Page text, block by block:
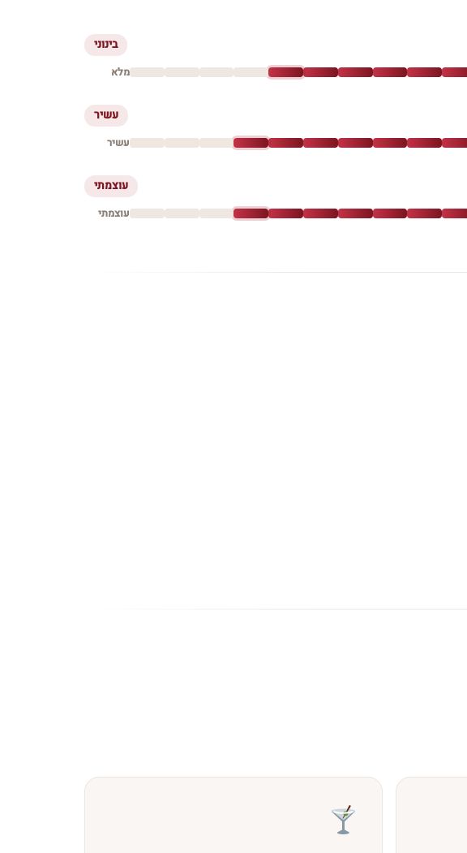
בינוני
מלא
עשיר
עשיר
עוצמתי
עוצמתי